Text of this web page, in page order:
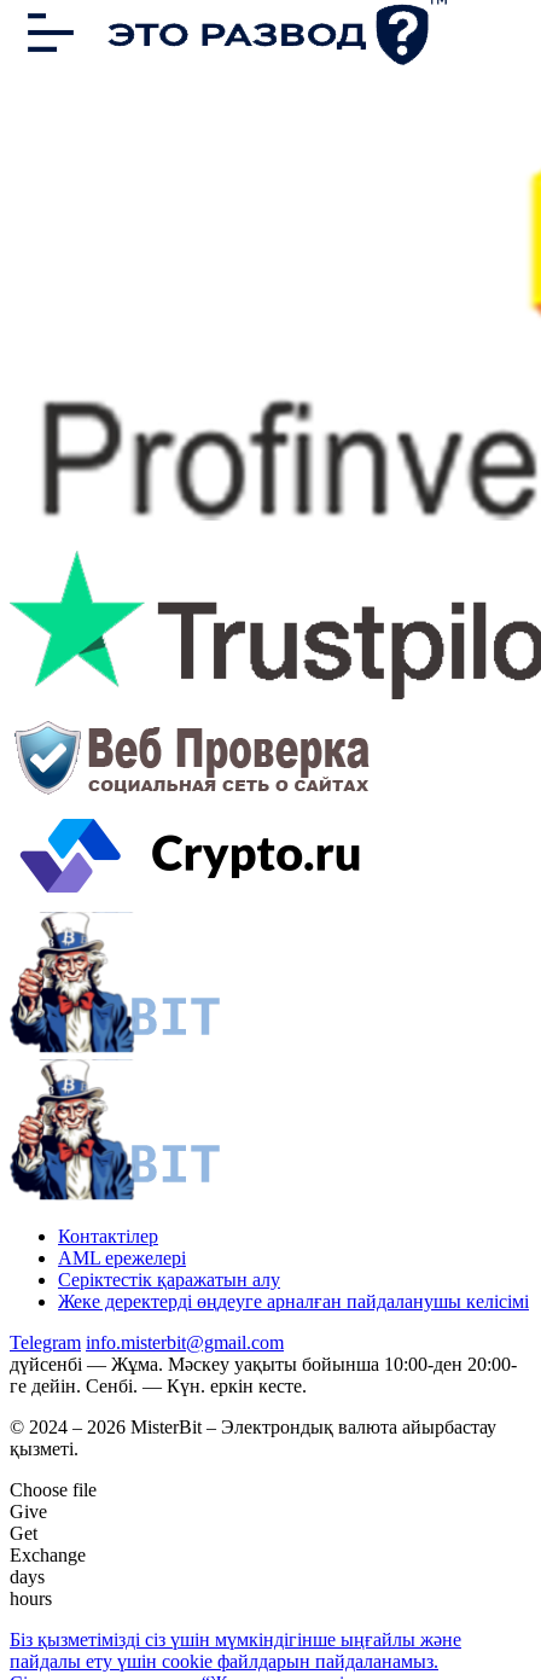
Контактілер
AML ережелері
Серіктестік қаражатын алу
Жеке деректерді өңдеуге арналған пайдаланушы келісімі
Telegram info.misterbit@gmail.com
дүйсенбі — Жұма. Мәскеу уақыты бойынша 10:00-ден 20:00-
ге дейін. Сенбі. — Күн. еркін кесте.
© 2024 – 2026 MisterBit – Электрондық валюта айырбастау
қызметі.
Choose file
Give
Get
Exchange
days
hours
Біз қызметімізді сіз үшін мүмкіндігінше ыңғайлы және
пайдалы ету үшін coоkie файлдарын пайдаланамыз.